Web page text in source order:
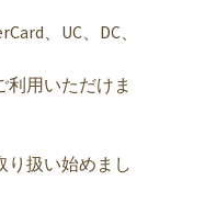
、UC、DC、
用いただけま
り扱い始めまし